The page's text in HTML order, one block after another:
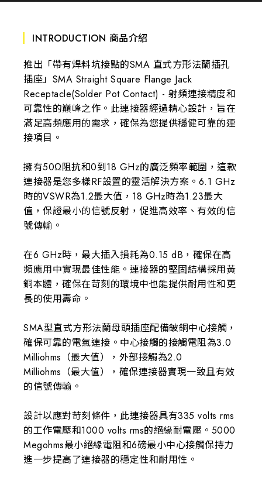
INTRODUCTION 商品介紹
推出「帶有焊料坑接點的SMA 直式方形法蘭插孔
插座」SMA Straight Square Flange Jack
Receptacle(Solder Pot Contact) - 射頻連接精度和
可靠性的巔峰之作。此連接器經過精心設計，旨在
滿足高頻應用的需求，確保為您提供穩健可靠的連
接項目。
擁有50Ω阻抗和0到18 GHz的廣泛頻率範圍，這款
連接器是您多樣RF設置的靈活解決方案。6.1 GHz
時的VSWR為1.2最大值，18 GHz時為1.23最大
值，保證最小的信號反射，促進高效率、有效的信
號傳輸。
在6 GHz時，最大插入損耗為0.15 dB，確保在高
頻應用中實現最佳性能。連接器的堅固結構採用黃
銅本體，確保在苛刻的環境中也能提供耐用性和更
長的使用壽命。
SMA型直式方形法蘭母頭插座配備鈹銅中心接觸，
確保可靠的電氣連接。中心接觸的接觸電阻為3.0
Milliohms（最大值），外部接觸為2.0
Milliohms（最大值），確保連接器實現一致且有效
的信號傳輸。
設計以應對苛刻條件，此連接器具有335 volts rms
的工作電壓和1000 volts rms的絕緣耐電壓。5000
Megohms最小絕緣電阻和6磅最小中心接觸保持力
進一步提高了連接器的穩定性和耐用性。